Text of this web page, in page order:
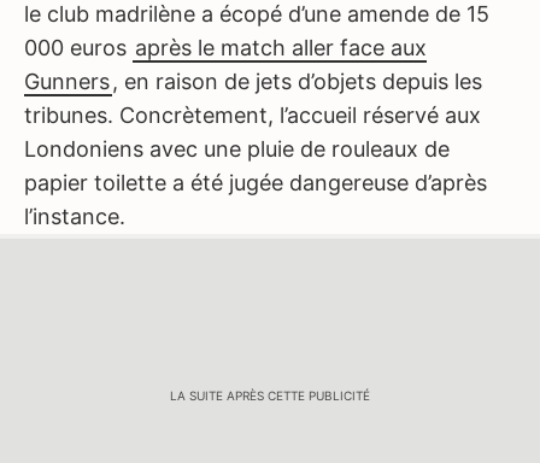
le club madrilène a écopé d’une amende de 15
000 euros après le match aller face aux
Gunners, en raison de jets d’objets depuis les
tribunes. Concrètement, l’accueil réservé aux
Londoniens avec une pluie de rouleaux de
papier toilette a été jugée dangereuse d’après
l’instance.
LA SUITE APRÈS CETTE PUBLICITÉ